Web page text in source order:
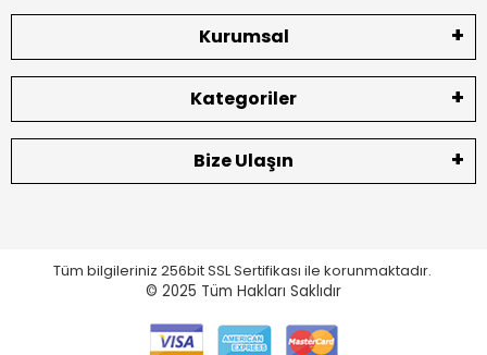
Kurumsal
Kategoriler
Bize Ulaşın
Tüm bilgileriniz 256bit SSL Sertifikası ile korunmaktadır.
© 2025 Tüm Hakları Saklıdır